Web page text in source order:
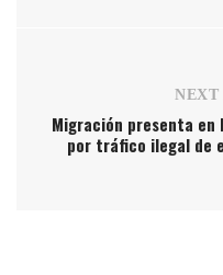
Migración presenta en
por tráfico ilegal de